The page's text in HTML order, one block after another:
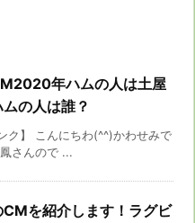
年ハムの人は土屋
の人は誰？
ク】 こんにちわ(^^)かわせみで
さんので ...
を紹介します！ラグビ